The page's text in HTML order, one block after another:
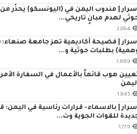
| مندوب اليمن في (اليونسكو) يحذّر
لهدم مبانٍ تاريخي...
2,064
| فضيحة أكاديمية تهز جامعة
بطلبات حوثية و...
1,889
هوب قائماً بالأعمال في السفارة
1,845
| بالاسماء- قرارات رئاسية في اليمن:
للقوات الجوية وت...
1,779